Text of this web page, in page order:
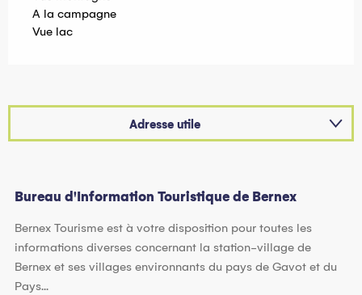
A la campagne
Vue lac
Adresse utile
Bureau d'Information Touristique de Bernex
Bernex Tourisme est à votre disposition pour toutes les
informations diverses concernant la station-village de
Bernex et ses villages environnants du pays de Gavot et du
Pays...